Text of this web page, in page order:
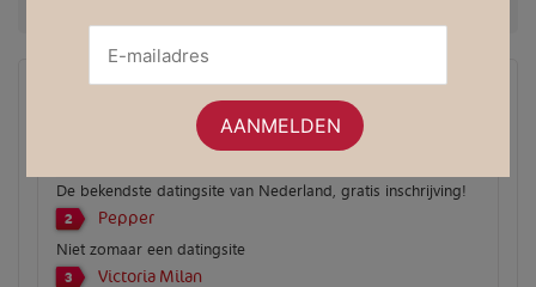
Wij raden deze datingsites aan:
De bekendste datingsite van Nederland, gratis inschrijving!
2 Pepper
Niet zomaar een datingsite
3 Victoria Milan